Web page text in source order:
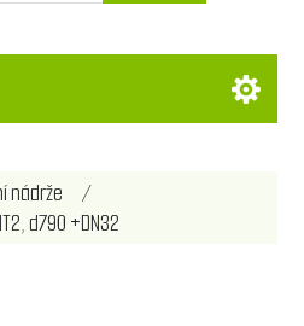
nádrže
/
d790 +DN32